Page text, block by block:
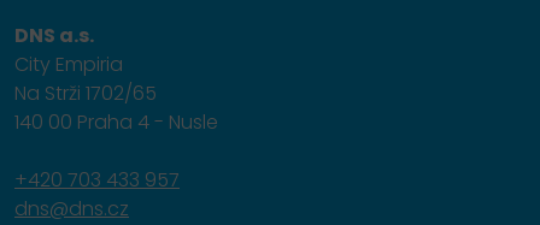
DNS a.s.
City Empiria
Na Strži 1702/65
140 00 Praha 4 - Nusle
+420 703 433 957
dns@dns.cz